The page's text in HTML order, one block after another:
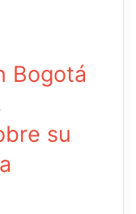
Bogotá
su